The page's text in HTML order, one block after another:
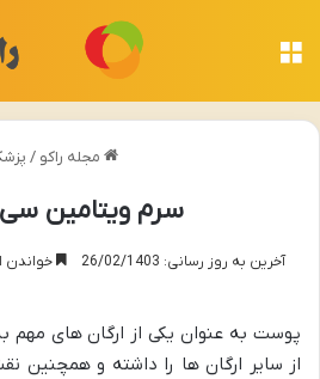
مجله راکو /
سرم ویتامین سی
آخرین به روز رسانی: 26/02/1403 خواندن این
پوست به عنوان یکی از ارگان های مهم
از سایر ارگان ها را داشته و همچنین